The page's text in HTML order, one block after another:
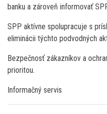
banku a zároveň informovať
SPP aktívne spolupracuje s
eliminácii týchto podvodných
Bezpečnosť zákazníkov a
prioritou.
Informačný servis